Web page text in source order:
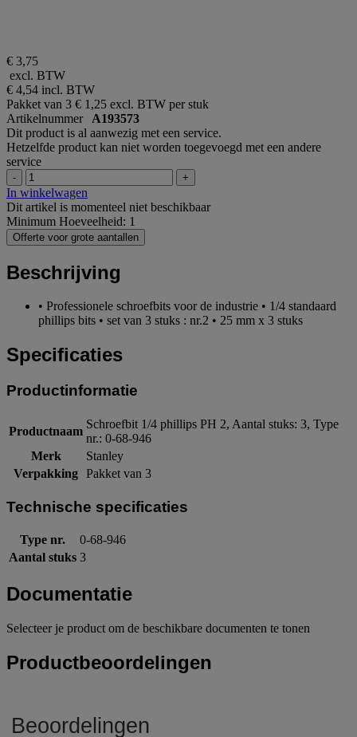
€ 3,75
excl. BTW
€ 4,54 incl. BTW
Pakket van 3 € 1,25 excl. BTW per stuk
Artikelnummer A193573
Dit product is al aanwezig met een service.
Hetzelfde product kan niet worden toegevoegd met een andere
service
- +
In winkelwagen
Dit artikel is momenteel niet beschikbaar
Minimum Hoeveelheid: 1
Offerte voor grote aantallen
Beschrijving
• Professionele schroefbits voor de industrie • 1/4 standaard
phillips bits • set van 3 stuks : nr.2 • 25 mm x 3 stuks
Specificaties
Productinformatie
Productnaam
Schroefbit 1/4 phillips PH 2, Aantal stuks: 3, Type
nr.: 0-68-946
Merk
Stanley
Verpakking Pakket van 3
Technische specificaties
Type nr.
0-68-946
Aantal stuks 3
Documentatie
Selecteer je product om de beschikbare documenten te tonen
Productbeoordelingen